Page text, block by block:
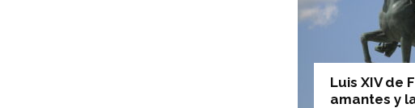
Luis XIV de
amantes y